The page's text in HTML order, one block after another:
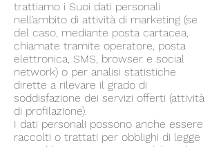
trattiamo i Suoi dati personali
nell’ambito di attività di marketing (se
del caso, mediante posta cartacea,
chiamate tramite operatore, posta
elettronica, SMS, browser e social
network) o per analisi statistiche
dirette a rilevare il grado di
soddisfazione dei servizi offerti (attività
di profilazione).
I dati personali possono anche essere
raccolti o trattati per obblighi di legge